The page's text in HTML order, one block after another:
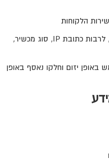
הלקוחות
מידע טכני ונתוני שימוש באתר, לרבות כתובת IP, סוג מכשיר,
יזום וחלקו נאסף באופן